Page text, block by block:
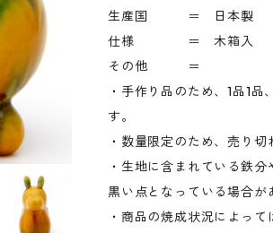
生産国 ＝ 日本製
仕様 ＝ 木箱入
その他 ＝
・手作り品のため、1品1
す。
・数量限定のため、売り
・生地に含まれている鉄
黒い点となっている場合が
・商品の焼成状況によっ